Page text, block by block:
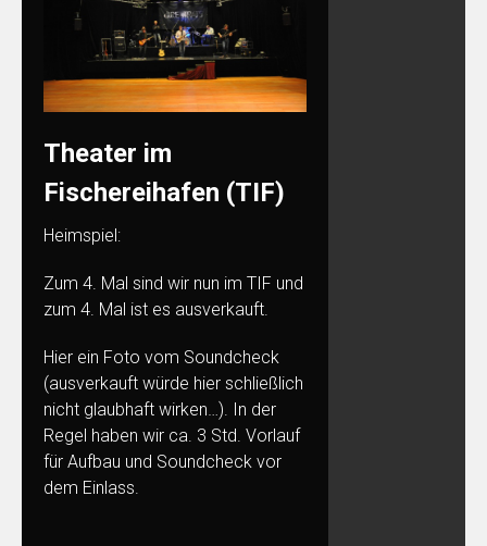
Theater im
Fischereihafen (TIF)
Heimspiel:
Zum 4. Mal sind wir nun im TIF und
zum 4. Mal ist es ausverkauft.
Hier ein Foto vom Soundcheck
(ausverkauft würde hier schließlich
nicht glaubhaft wirken…). In der
Regel haben wir ca. 3 Std. Vorlauf
für Aufbau und Soundcheck vor
dem Einlass.